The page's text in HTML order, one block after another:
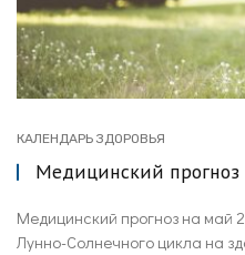
КАЛЕНДАРЬ ЗДОРОВЬЯ
Медицинский
Медицинский прогноз на май
Лунно-Солнечного цикла на